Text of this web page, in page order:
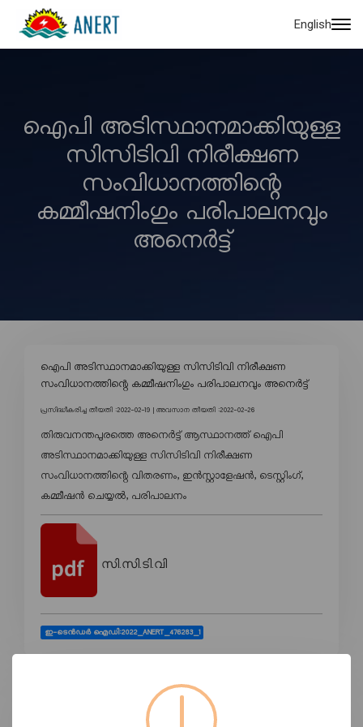
English
ഐപി അടിസ്ഥാനമാക്കിയുള്ള
സിസിടിവി നിരീക്ഷണ
സംവിധാനത്തിന്റെ
കമ്മീഷനിംഗും പരിപാലനവും
അനെർട്ട്
ഐപി അടിസ്ഥാനമാക്കിയുള്ള സിസിടിവി നിരീക്ഷണ
സംവിധാനത്തിന്റെ കമ്മീഷനിംഗും പരിപാലനവും അനെർട്ട്
പ്രസിദ്ധീകരിച്ച തീയതി :2022-02-19 | അവസാന തീയതി :2022-02-26
തിരുവനന്തപുരത്തെ അനെർട്ട് ആസ്ഥാനത്ത് ഐപി
അടിസ്ഥാനമാക്കിയുള്ള സിസിടിവി നിരീക്ഷണ
സംവിധാനത്തിന്റെ വിതരണം, ഇൻസ്റ്റാളേഷൻ, ടെസ്റ്റിംഗ്,
കമ്മീഷൻ ചെയ്യൽ, പരിപാലനം
സി.സി.ടി.വി
ഇ-ടെൻഡർ ഐഡി:2022_ANERT_476283_1